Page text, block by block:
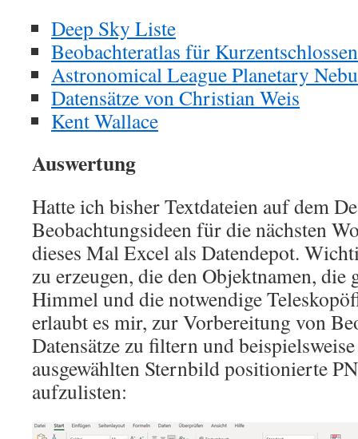
Deep Sky Liste
Beobachteratlas für
Astronomical League Planetary
Datensätze von Christian Weis
Kent Wallace
Auswertung
Hatte ich bisher Textdateien auf dem
Beobachtungsideen für die nächsten
dieses Mal Excel als Datendepot.
zu erzeugen, die den Objektnamen, die
Himmel und die notwendige
erlaubt es mir, zur Vorbereitung von
Datensätze zu filtern und
ausgewählten Sternbild positionierte
aufzulisten: